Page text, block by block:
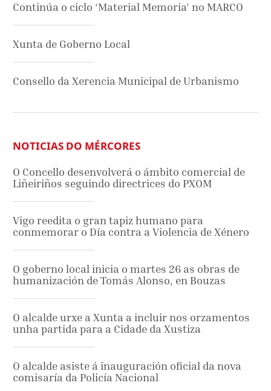
Continúa o ciclo ‘Material Memoria’ no MARCO
Xunta de Goberno Local
Consello da Xerencia Municipal de Urbanismo
NOTICIAS DO MÉRCORES
O Concello desenvolverá o ámbito comercial de
Liñeiriños seguindo directrices do PXOM
Vigo reedita o gran tapiz humano para
conmemorar o Día contra a Violencia de Xénero
O goberno local inicia o martes 26 as obras de
humanización de Tomás Alonso, en Bouzas
O alcalde urxe a Xunta a incluir nos orzamentos
unha partida para a Cidade da Xustiza
O alcalde asiste á inauguración oficial da nova
comisaría da Policía Nacional